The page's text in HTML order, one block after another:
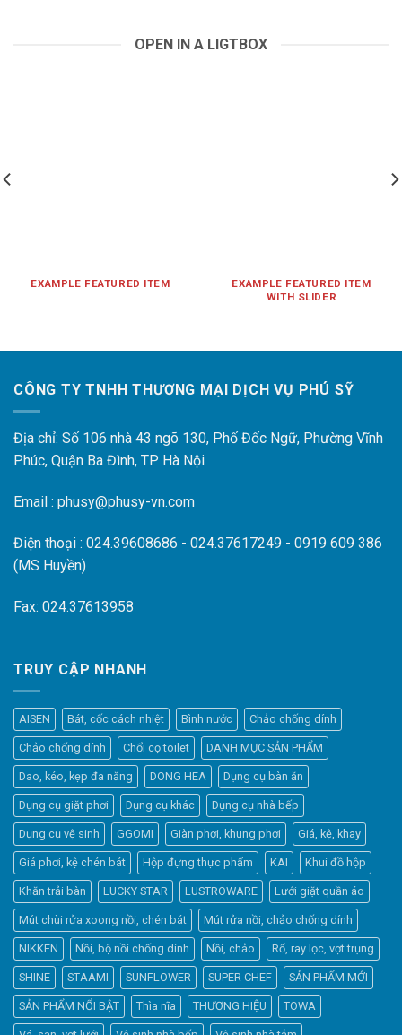
OPEN IN A LIGTBOX
EXAMPLE FEATURED ITEM
EXAMPLE FEATURED ITEM
WITH SLIDER
CÔNG TY TNHH THƯƠNG MẠI DỊCH VỤ PHÚ SỸ
Địa chỉ: Số 106 nhà 43 ngõ 130, Phố Đốc Ngữ, Phường Vĩnh
Phúc, Quận Ba Đình, TP Hà Nội
Email : phusy@phusy-vn.com
Điện thoại : 024.39608686 - 024.37617249 - 0919 609 386
(MS Huyền)
Fax: 024.37613958
TRUY CẬP NHANH
AISEN Bát, cốc cách nhiệt Bình nước Chảo chống dính
Chảo chống dính Chổi cọ toilet DANH MỤC SẢN PHẨM
Dao, kéo, kẹp đa năng DONG HEA Dụng cụ bàn ăn
Dụng cụ giặt phơi Dụng cụ khác Dụng cụ nhà bếp
Dụng cụ vệ sinh GGOMI Giàn phơi, khung phơi Giá, kệ, khay
Giá phơi, kệ chén bát Hộp đựng thực phẩm KAI Khui đồ hộp
Khăn trải bàn LUCKY STAR LUSTROWARE Lưới giặt quần áo
Mút chùi rửa xoong nồi, chén bát Mút rửa nồi, chảo chống dính
NIKKEN Nồi, bộ nồi chống dính Nồi, chảo Rổ, ray lọc, vợt trụng
SHINE STAAMI SUNFLOWER SUPER CHEF SẢN PHẨM MỚI
SẢN PHẨM NỔI BẬT Thìa nĩa THƯƠNG HIỆU TOWA
Elfsight
Typically replies within a day